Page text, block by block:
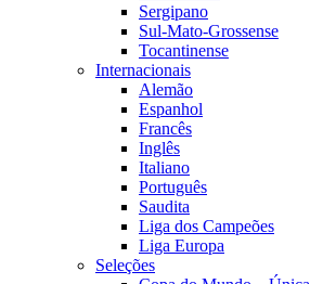
Sergipano
Sul-Mato-Grossense
Tocantinense
Internacionais
Alemão
Espanhol
Francês
Inglês
Italiano
Português
Saudita
Liga dos Campeões
Liga Europa
Seleções